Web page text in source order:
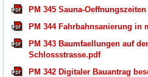
PM 345 Sauna-
PM 344 Fahrbahnsanierung in
PM 343 Baumfaellungen auf
Schlossstrasse.pdf
PM 342 Digitaler Bauantrag